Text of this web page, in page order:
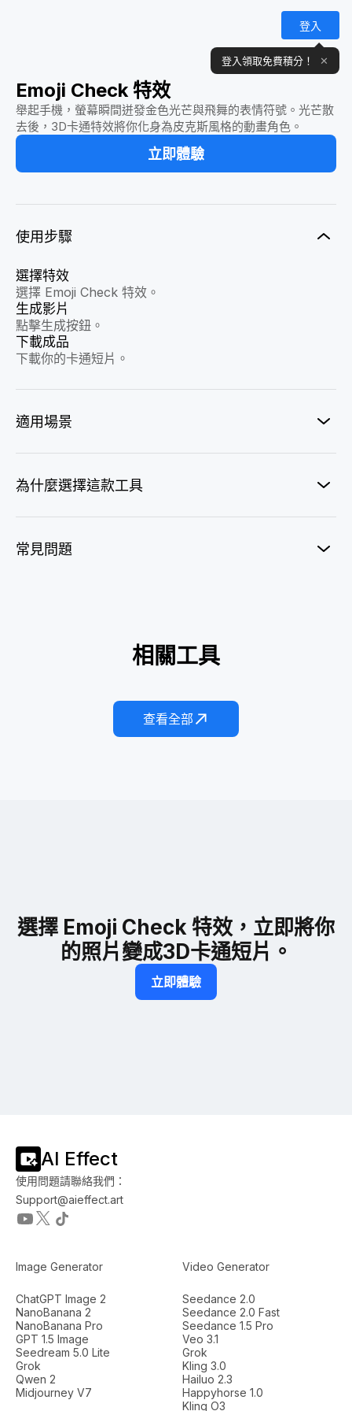
登入
登入領取免費積分！ ✕
Emoji Check 特效
舉起手機，螢幕瞬間迸發金色光芒與飛舞的表情符號。光芒散
去後，3D卡通特效將你化身為皮克斯風格的動畫角色。
立即體驗
使用步驟
選擇特效
選擇 Emoji Check 特效。
生成影片
點擊生成按鈕。
下載成品
下載你的卡通短片。
適用場景
為什麼選擇這款工具
常見問題
相關工具奧斯卡得獎者
私人飛機
查看全部
選擇 Emoji Check 特效，立即將你
的照片變成3D卡通短片。
立即體驗
AI Effect
使用問題請聯絡我們：
Support@aieffect.art
Image Generator
ChatGPT Image 2
NanoBanana 2
NanoBanana Pro
GPT 1.5 Image
Seedream 5.0 Lite
Grok
Qwen 2
Midjourney V7
Video Generator
Seedance 2.0
Seedance 2.0 Fast
Seedance 1.5 Pro
Veo 3.1
Grok
Kling 3.0
Hailuo 2.3
Happyhorse 1.0
Kling O3